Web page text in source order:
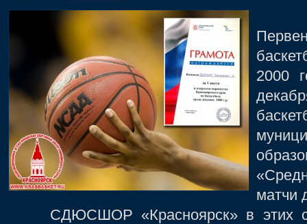
2000
матчи
СДЮСШОР «Красноярск» в этих